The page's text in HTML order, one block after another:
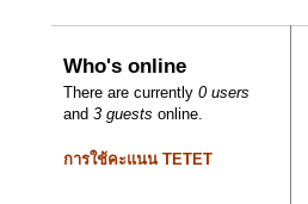
Who's online
There are currently0 users
and3 guests online.
การใช้คะแนน TETET